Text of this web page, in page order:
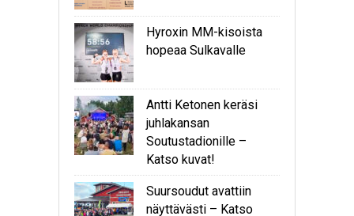
Hyroxin MM-kisoista
hopeaa Sulkavalle
Antti Ketonen keräsi
juhlakansan
Soutustadionille –
Katso kuvat!
Suursoudut avattiin
näyttävästi – Katso